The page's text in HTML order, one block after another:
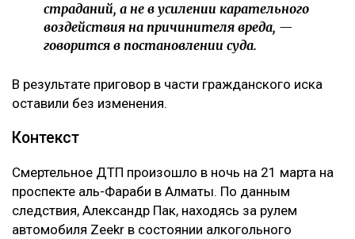
страданий, а не в усилении карательного
воздействия на причинителя вреда, —
говорится в постановлении суда.
В результате приговор в части гражданского иска
оставили без изменения.
Контекст
Смертельное ДТП произошло в ночь на 21 марта на
проспекте аль-Фараби в Алматы. По данным
следствия, Александр Пак, находясь за рулем
автомобиля Zeekr в состоянии алкогольного